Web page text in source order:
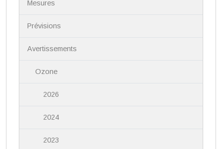
Mesures
Prévisions
Avertissements
Ozone
2026
2024
2023